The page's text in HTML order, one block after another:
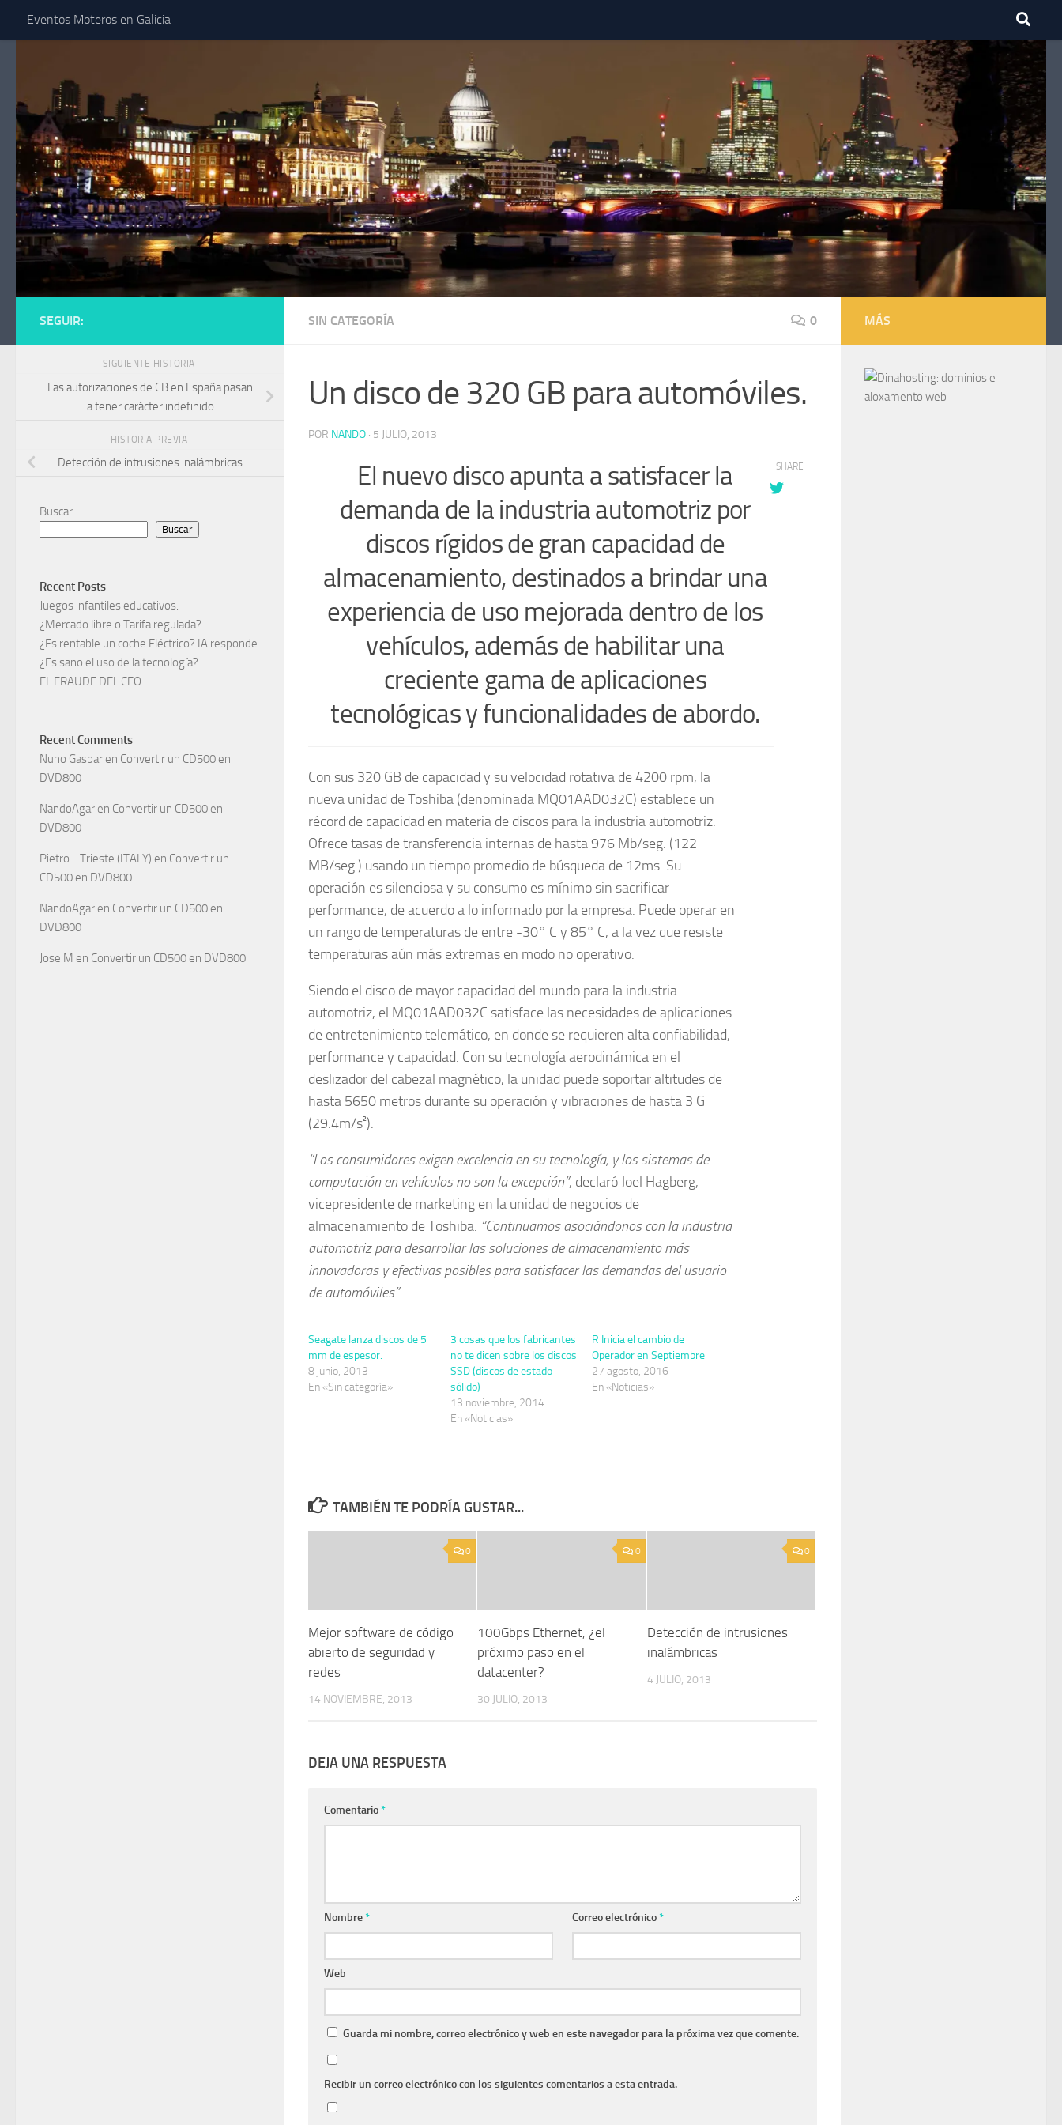
Saltar al contenido
Eventos Moteros en Galicia
SIN CATEGORÍA 0
Un disco de 320 GB para automóviles.
POR NANDO · 5 JULIO, 2013
El nuevo disco apunta a satisfacer la
demanda de la industria automotriz por
discos rígidos de gran capacidad de
almacenamiento, destinados a brindar una
experiencia de uso mejorada dentro de los
vehículos, además de habilitar una
creciente gama de aplicaciones
tecnológicas y funcionalidades de abordo.
Con sus 320 GB de capacidad y su velocidad rotativa de 4200 rpm, la
nueva unidad deToshiba (denominada MQ01AAD032C) establece un
récord de capacidad en materia de discos para la industria automotriz.
Ofrece tasas de transferencia internas de hasta 976 Mb/seg. (122
MB/seg.) usando un tiempo promedio de búsqueda de 12ms. Su
operación es silenciosa y su consumo es mínimo sin sacrificar
performance, de acuerdo a lo informado por la empresa. Puede operar en
un rango de temperaturas de entre -30° C y 85° C, a la vez que resiste
temperaturas aún más extremas en modo no operativo.
Siendo el disco de mayor capacidad del mundo para la industria
automotriz, el MQ01AAD032C satisface las necesidades de aplicaciones
de entretenimiento telemático, en donde se requieren alta confiabilidad,
performance y capacidad. Con su tecnología aerodinámica en el
deslizador del cabezal magnético, la unidad puede soportar altitudes de
hasta 5650 metros durante su operación y vibraciones de hasta 3 G
(29.4m/s²).
“Los consumidores exigen excelencia en su tecnología, y los sistemas de
computación en vehículos no son la excepción”, declaró Joel Hagberg,
vicepresidente de marketing en la unidad de negocios de
almacenamiento de Toshiba. “Continuamos asociándonos con la industria
automotriz para desarrollar las soluciones de almacenamiento más
innovadoras y efectivas posibles para satisfacer las demandas del usuario
de automóviles”.
Seagate lanza discos de 5
mm de espesor.
8 junio, 2013
En «Sin categoría»
3 cosas que los fabricantes
no te dicen sobre los discos
SSD (discos de estado
sólido)
13 noviembre, 2014
En «Noticias»
R Inicia el cambio de
Operador en Septiembre
27 agosto, 2016
En «Noticias»
SHARE
TAMBIÉN TE PODRÍA GUSTAR...
0
Mejor software de código
abierto de seguridad y
redes
14 NOVIEMBRE, 2013
0
100Gbps Ethernet, ¿el
próximo paso en el
datacenter?
30 JULIO, 2013
0
Detección de intrusiones
inalámbricas
4 JULIO, 2013
DEJA UNA RESPUESTA
Comentario*
Nombre* Correo electrónico*
Web
Guarda mi nombre, correo electrónico y web en este navegador para la próxima vez que comente.
Recibir un correo electrónico con los siguientes comentarios a esta entrada.
SEGUIR:
SIGUIENTE HISTORIA
Las autorizaciones de CB en España pasan
a tener carácter indefinido
HISTORIA PREVIA
Detección de intrusiones inalámbricas
Buscar
Buscar
Recent Posts
Juegos infantiles educativos.
¿Mercado libre o Tarifa regulada?
¿Es rentable un coche Eléctrico? IA responde.
¿Es sano el uso de la tecnología?
EL FRAUDE DEL CEO
Recent Comments
Nuno Gaspar en Convertir un CD500 en
DVD800
NandoAgar en Convertir un CD500 en
DVD800
Pietro - Trieste (ITALY) en Convertir un
CD500 en DVD800
NandoAgar en Convertir un CD500 en
DVD800
Jose M en Convertir un CD500 en DVD800
MÁS